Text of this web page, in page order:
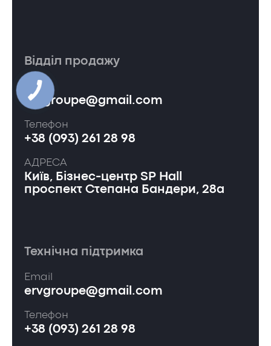
Відділ продажу
Email
ervgroupe@gmail.com
Телефон
+38 (093) 261 28 98
АДРЕСА
Київ, Бізнес-центр SP Hall
проспект Степана Бандери, 28а
Технічна підтримка
Email
ervgroupe@gmail.com
Телефон
+38 (093) 261 28 98